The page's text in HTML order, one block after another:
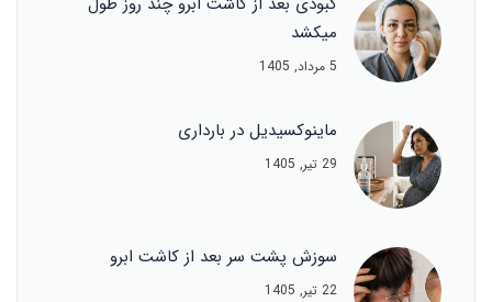
میکشد
5 مرداد, 1405
ماینوکسیدیل در بارداری
29 تیر, 1405
سوزش پشت سر بعد از کاشت ابرو
22 تیر, 1405